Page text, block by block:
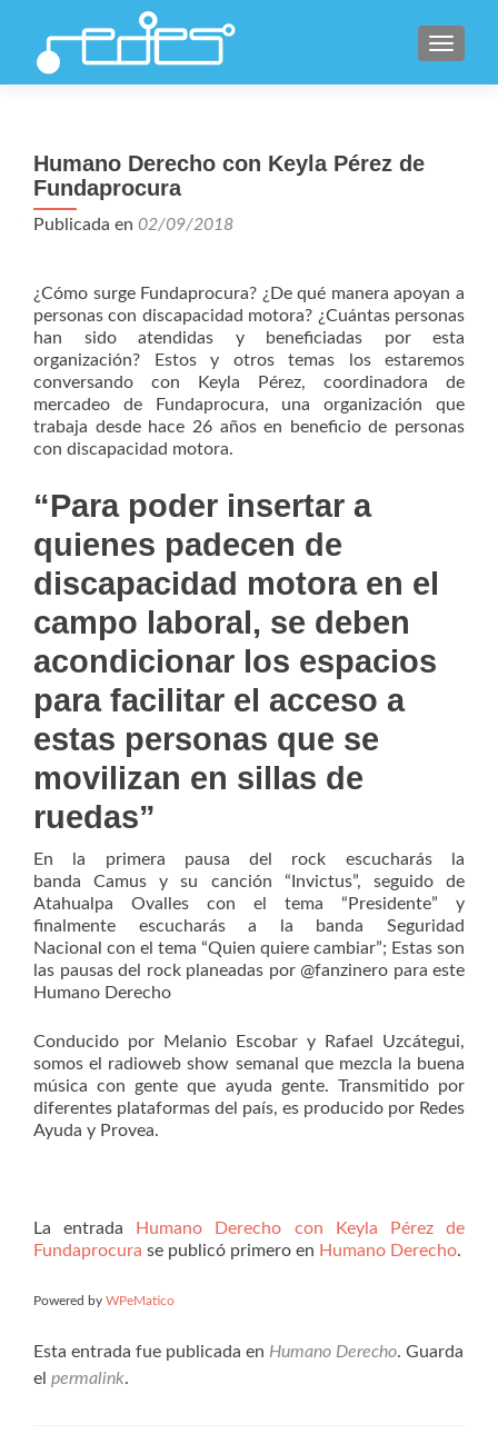
Humano Derecho con Keyla Pérez de
Fundaprocura
Publicada en 02/09/2018
¿Cómo surge Fundaprocura? ¿De qué manera apoyan a
personas con discapacidad motora? ¿Cuántas personas
han sido atendidas y beneficiadas por esta
organización? Estos y otros temas los estaremos
conversando con Keyla Pérez, coordinadora de
mercadeo de Fundaprocura, una organización que
trabaja desde hace 26 años en beneficio de personas
con discapacidad motora.
“Para poder insertar a
quienes padecen de
discapacidad motora en el
campo laboral, se deben
acondicionar los espacios
para facilitar el acceso a
estas personas que se
movilizan en sillas de
ruedas”
En la primera pausa del rock escucharás la
banda Camus y su canción “Invictus”, seguido de
Atahualpa Ovalles con el tema “Presidente” y
finalmente escucharás a la banda Seguridad
Nacional con el tema “Quien quiere cambiar”; Estas son
las pausas del rock planeadas por @fanzinero para este
Humano Derecho
Conducido por Melanio Escobar y Rafael Uzcátegui,
somos el radioweb show semanal que mezcla la buena
música con gente que ayuda gente. Transmitido por
diferentes plataformas del país, es producido por Redes
Ayuda y Provea.
La entrada
Humano Derecho con Keyla Pérez de
Fundaprocura se publicó primero en Humano Derecho.
Powered by WPeMatico
Esta entrada fue publicada en Humano Derecho. Guarda
el permalink.